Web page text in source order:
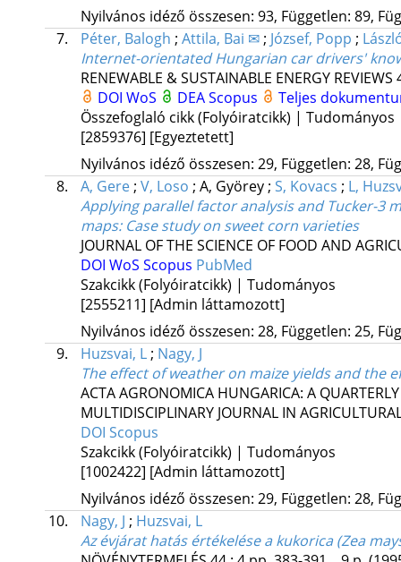
Nyilvános idéző összesen: 93, Független: 89,
7.
Péter, Balogh ; Attila, Bai ✉ ; József, Popp ;
Internet-orientated Hungarian car drivers'
RENEWABLE & SUSTAINABLE ENERGY REVIEWS
DOI WoS DEAScopus
Teljes
Összefoglaló cikk (Folyóiratcikk) | Tudományos
[2859376] [Egyeztetett]
Nyilvános idéző összesen: 29, Független: 28,
8.
A, Gere ; V, Loso ; A, Györey ; S, Kovacs ; L,
Applying parallel factor analysis and Tucker-3
maps: Case study on sweet corn varieties
JOURNAL OF THE SCIENCE OF FOOD AND
DOI WoS Scopus PubMed
Szakcikk (Folyóiratcikk) | Tudományos
[2555211] [Admin láttamozott]
Nyilvános idéző összesen: 28, Független: 25,
9.
Huzsvai, L ; Nagy, J
The effect of weather on maize yields and the
ACTA AGRONOMICA HUNGARICA: A
MULTIDISCIPLINARY JOURNAL IN
DOI Scopus
Szakcikk (Folyóiratcikk) | Tudományos
[1002422] [Admin láttamozott]
Nyilvános idéző összesen: 29, Független: 28,
10.
Nagy, J ; Huzsvai, L
Az évjárat hatás értékelése a kukorica (Zea